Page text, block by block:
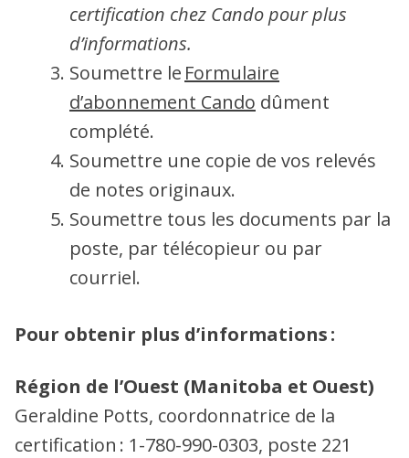
certification chez Cando pour plus
d’informations.
Soumettre le Formulaire
d’abonnement Cando dûment
complété.
Soumettre une copie de vos relevés
de notes originaux.
Soumettre tous les documents par la
poste, par télécopieur ou par
courriel.
Pour obtenir plus d’informations :
Région de l’Ouest (Manitoba et Ouest)
Geraldine Potts, coordonnatrice de la
certification : 1-780-990-0303, poste 221